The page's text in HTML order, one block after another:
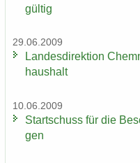
gül­tig
29.06.2009
Lan­des­di­rek­ti­on
haus­halt
10.06.2009
Start­schuss für die
gen